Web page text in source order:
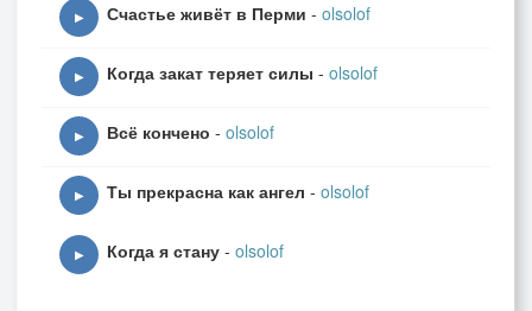
▶ Счастье живёт в Перми - olsolof
▶ Когда закат теряет силы - olsolof
▶ Всё кончено - olsolof
▶ Ты прекрасна как ангел - olsolof
▶ Когда я стану - olsolof